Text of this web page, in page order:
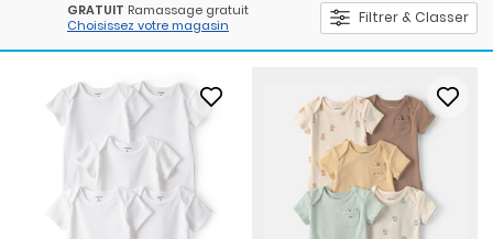
GRATUIT Ramassage gratuit
Choisissez votre magasin
Filtrer & Classer